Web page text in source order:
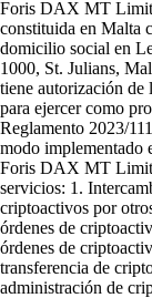
Foris DAX MT
constituida en Malta
domicilio social en
1000, St. Julians,
tiene autorización de
para ejercer como
Reglamento 2023/
modo implementado
Foris DAX MT
servicios: 1.
criptoactivos por
órdenes de
órdenes de
transferencia de
administración de